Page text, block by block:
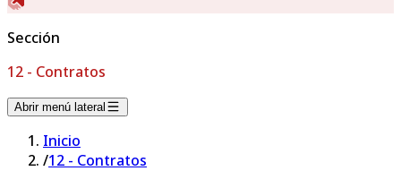
Sección
12 - Contratos
Abrir menú lateral
Inicio
/12 - Contratos